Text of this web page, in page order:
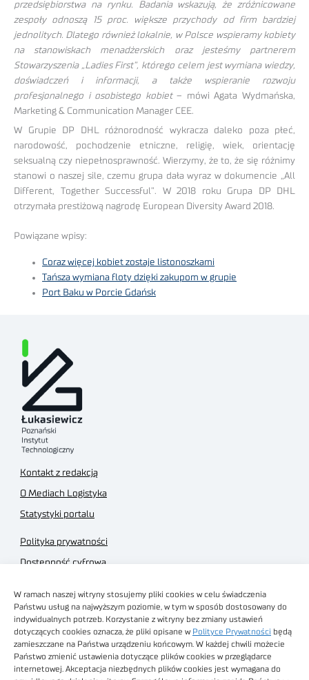
W ramach naszej witryny stosujemy pliki cookies w celu świadczenia
Państwu usług na najwyższym poziomie, w tym w sposób dostosowany do
indywidualnych potrzeb. Korzystanie z witryny bez zmiany ustawień
dotyczących cookies oznacza, że pliki opisane w Polityce Prywatności będą
zamieszczane na Państwa urządzeniu końcowym. W każdej chwili możecie
Państwo zmienić ustawienia dotyczące plików cookies w przeglądarce
internetowej. Akceptacja niezbędnych plików cookies jest wymagana do
przedsiębiorstwa na rynku. Badania wskazują, że zróżnicowane
zespoły odnoszą 15 proc. większe przychody od firm bardziej
jednolitych. Dlatego również lokalnie, w Polsce wspieramy kobiety
na stanowiskach menadżerskich oraz jesteśmy partnerem
Stowarzyszenia „Ladies First”, którego celem jest wymiana wiedzy,
doświadczeń i informacji, a także wspieranie rozwoju
profesjonalnego i osobistego kobiet– mówi Agata Wydmańska,
Marketing & Communication Manager CEE.
W Grupie DP DHL różnorodność wykracza daleko poza płeć,
narodowość, pochodzenie etniczne, religię, wiek, orientację
seksualną czy niepełnosprawność. Wierzymy, że to, że się różnimy
stanowi o naszej sile, czemu grupa dała wyraz w dokumencie „All
Different, Together Successful”. W 2018 roku Grupa DP DHL
otrzymała prestiżową nagrodę European Diversity Award 2018.
Powiązane wpisy:
Coraz więcej kobiet zostaje listonoszkami
Tańsza wymiana floty dzięki zakupom w grupie
Port Baku w Porcie Gdańsk
Kontakt z redakcją
O Mediach Logistyka
Statystyki portalu
Polityka prywatności
Dostępność cyfrowa
Regulamin sklepu
Obrazy stockowe